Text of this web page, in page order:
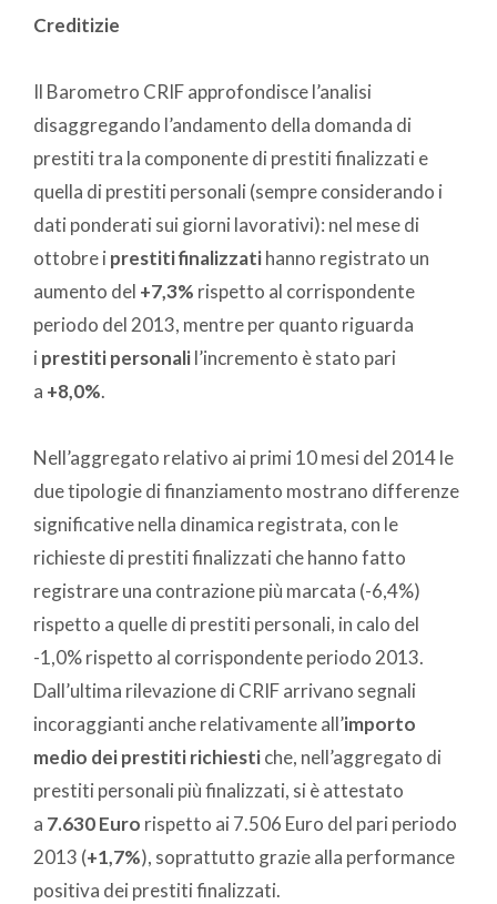
Creditizie
Il Barometro CRIF approfondisce l’analisi
disaggregando l’andamento della domanda di
prestiti tra la componente di prestiti finalizzati e
quella di prestiti personali (sempre considerando i
dati ponderati sui giorni lavorativi): nel mese di
ottobre i prestiti finalizzatihanno registrato un
aumento del +7,3% rispetto al corrispondente
periodo del 2013, mentre per quanto riguarda
i prestiti personalil’incremento è stato pari
a +8,0%.
Nell’aggregato relativo ai primi 10 mesi del 2014 le
due tipologie di finanziamento mostrano differenze
significative nella dinamica registrata, con le
richieste di prestiti finalizzati che hanno fatto
registrare una contrazione più marcata (-6,4%)
rispetto a quelle di prestiti personali, in calo del
-1,0% rispetto al corrispondente periodo 2013.
Dall’ultima rilevazione di CRIF arrivano segnali
incoraggianti anche relativamente all’importo
medio dei prestiti richiestiche, nell’aggregato di
prestiti personali più finalizzati, si è attestato
a 7.630 Euro rispetto ai 7.506 Euro del pari periodo
2013 (+1,7%), soprattutto grazie alla performance
positiva dei prestiti finalizzati.